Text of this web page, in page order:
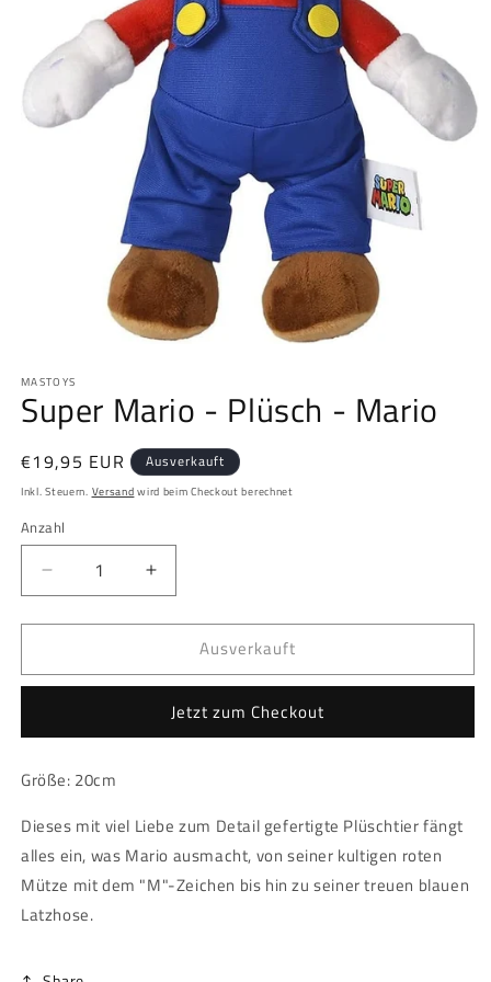
in
Modal
öffnen
MASTOYS
Super Mario - Plüsch - Mario
Normaler
Preis
€19,95 EUR Ausverkauft
Inkl. Steuern. Versand wird beim Checkout berechnet
Anzahl
Anzahl
Verringere
die
Menge
Super
Plüsch
Mario
Erhöhe
die
Menge
Super
Plüsch
Ausverkauft
Jetzt zum Checkout
Größe: 20cm
Dieses mit viel Liebe zum Detail gefertigte Plüschtier fängt
alles ein, was Mario ausmacht, von seiner kultigen roten
Mütze mit dem "M"-Zeichen bis hin zu seiner treuen blauen
Latzhose.